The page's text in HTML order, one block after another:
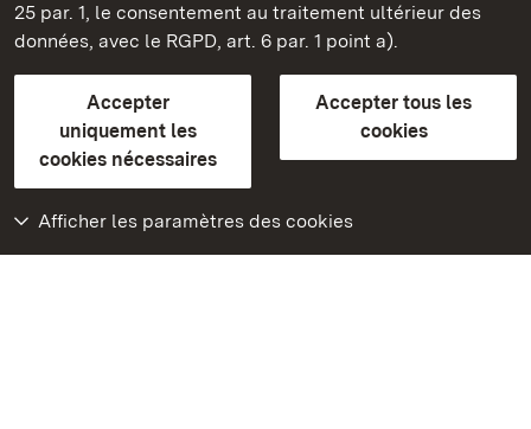
25 par. 1, le consentement au traitement ultérieur des
données, avec le RGPD, art. 6 par. 1 point a).
Accepter
uniquement les
cookies nécessaires
Accepter tous les
cookies
Afficher les paramètres des cookies
Explications sur l’accessibilité
BITV-konform (geprüfte Seiten)
plus loin
Accueil
Monuments
Rendez-nous visite